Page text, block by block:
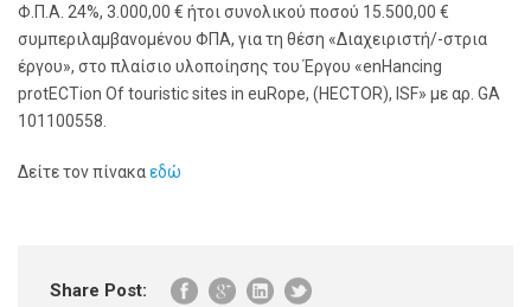
Φ.Π.Α. 24%, 3.000,00 € ήτοι συνολικού ποσού 15.500,00 €
συμπεριλαμβανομένου ΦΠΑ, για τη θέση «Διαχειριστή/-στρια
έργου», στο πλαίσιο υλοποίησης του Έργου «enHancing
protECTion Of touristic sites in euRope, (HECTOR), ISF» με αρ. GA
101100558.
Δείτε τον πίνακαεδώ
Share Post: